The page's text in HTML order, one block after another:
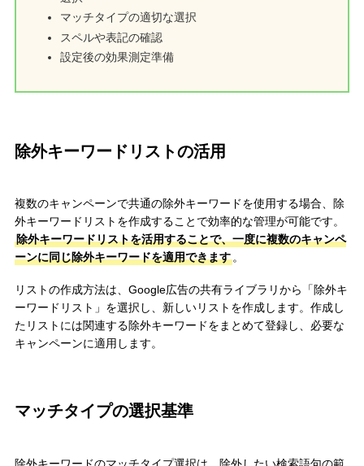
マッチタイプの適切な選択
スペルや表記の確認
設定後の効果測定準備
除外キーワードリストの活用
複数のキャンペーンで共通の除外キーワードを使用する場合、除
外キーワードリストを作成することで効率的な管理が可能です。
除外キーワードリストを活用することで、一度に複数のキャンペ
ーンに同じ除外キーワードを適用できます。
リストの作成方法は、Google広告の共有ライブラリから「除外キ
ーワードリスト」を選択し、新しいリストを作成します。作成し
たリストには関連する除外キーワードをまとめて登録し、必要な
キャンペーンに適用します。
マッチタイプの選択基準
除外キーワードのマッチタイプ選択は、除外したい検索語句の範